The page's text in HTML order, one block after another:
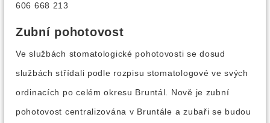
606 668 213
Zubní pohotovost
Ve službách stomatologické pohotovosti se dosud
službách střídali podle rozpisu stomatologové ve svých
ordinacích po celém okresu Bruntál. Nově je zubní
pohotovost centralizována v Bruntále a zubaři se budou